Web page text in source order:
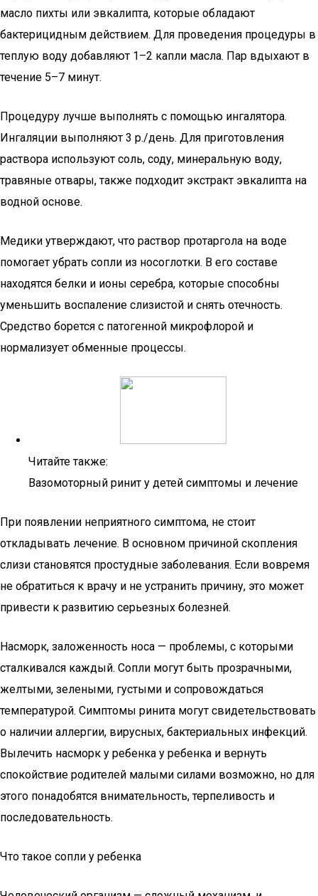
масло пихты или эвкалипта, которые обладают
бактерицидным действием. Для проведения процедуры в
теплую воду добавляют 1–2 капли масла. Пар вдыхают в
течение 5–7 минут.
Процедуру лучше выполнять с помощью ингалятора.
Ингаляции выполняют 3 р./день. Для приготовления
раствора используют соль, соду, минеральную воду,
травяные отвары, также подходит экстракт эвкалипта на
водной основе.
Медики утверждают, что раствор протаргола на воде
помогает убрать сопли из носоглотки. В его составе
находятся белки и ионы серебра, которые способны
уменьшить воспаление слизистой и снять отечность.
Средство борется с патогенной микрофлорой и
нормализует обменные процессы.
Читайте также:
Вазомоторный ринит у детей симптомы и лечение
При появлении неприятного симптома, не стоит
откладывать лечение. В основном причиной скопления
слизи становятся простудные заболевания. Если вовремя
не обратиться к врачу и не устранить причину, это может
привести к развитию серьезных болезней.
Насморк, заложенность носа — проблемы, с которыми
сталкивался каждый. Сопли могут быть прозрачными,
желтыми, зелеными, густыми и сопровождаться
температурой. Симптомы ринита могут свидетельствовать
о наличии аллергии, вирусных, бактериальных инфекций.
Вылечить насморк у ребенка у ребенка и вернуть
спокойствие родителей малыми силами возможно, но для
этого понадобятся внимательность, терпеливость и
последовательность.
Что такое сопли у ребенка